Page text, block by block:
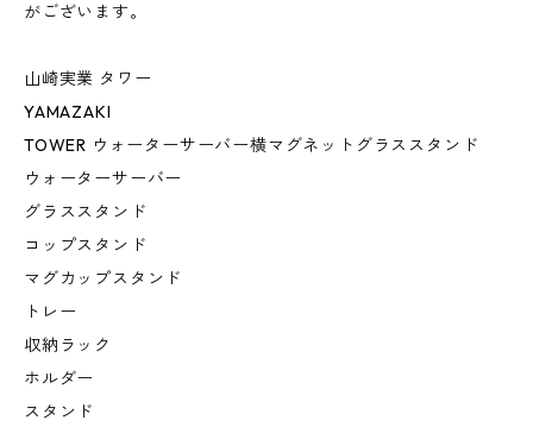
がございます。
山崎実業 タワー
YAMAZAKI
TOWER ウォーターサーバー横マグネットグラススタンド
ウォーターサーバー
グラススタンド
コップスタンド
マグカップスタンド
トレー
収納ラック
ホルダー
スタンド